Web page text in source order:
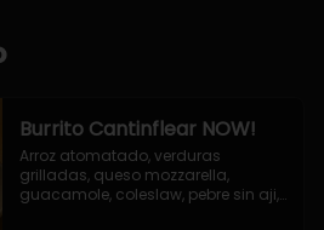
Burrito Cantinflear NOW!
Arroz atomatado, verduras
grilladas, queso mozzarella,
guacamole, coleslaw, pebre sin aji,